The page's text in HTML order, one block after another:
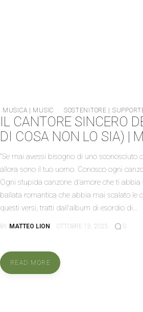
MUSICA | MUSIC SOSTENITORE |
IL CANTORE SINCERO
DI COSA NON LO SIA) |
"Se mai avessi bisogno di uno sconosciuto
allora sono il tuo uomo. Conosco ogni
Ogni stupida canzone d'amore che ti abbia
ballata romantica che abbia mai scalato le
questi versi, tratti dall'album di esordio di…
BY MATTEO LION OTTOBRE 13, 2025 0
READ MORE